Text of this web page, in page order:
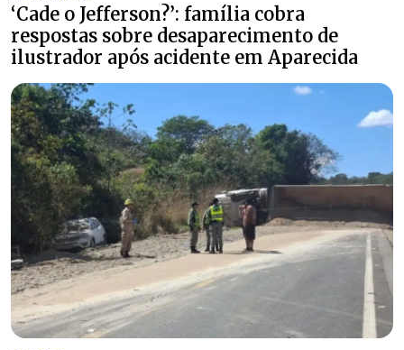
‘Cade o Jefferson?’: família cobra
respostas sobre desaparecimento de
ilustrador após acidente em Aparecida